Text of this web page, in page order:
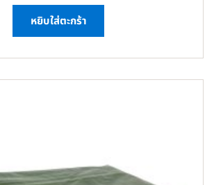
หยิบใส่ตะกร้า